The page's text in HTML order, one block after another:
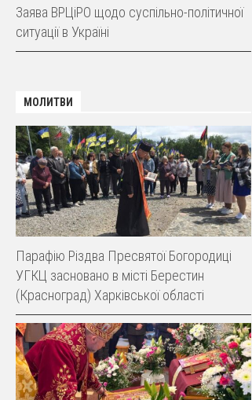
Заява ВРЦіРО щодо суспільно-політичної
ситуації в Україні
МОЛИТВИ
Парафію Різдва Пресвятої Богородиці
УГКЦ засновано в місті Берестин
(Красноград) Харківської області